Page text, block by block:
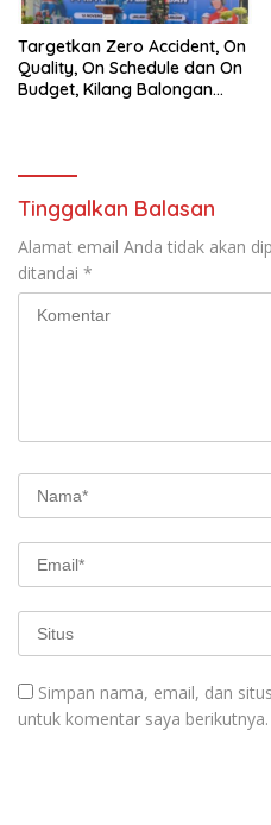
Targetkan Zero Accident, On
Quality, On Schedule dan On
Budget, Kilang Balongan
Tinggalkan Balasan
Alamat email Anda tidak akan
ditandai *
Simpan nama, email, dan
untuk komentar saya berikutnya.